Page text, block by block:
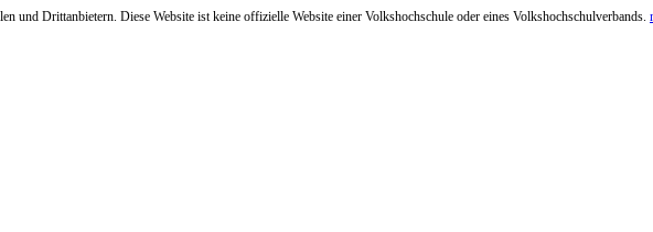
und Drittanbietern. Diese Website ist keine offizielle Website einer Volkshochschule oder eines Volkshochschulverbands.